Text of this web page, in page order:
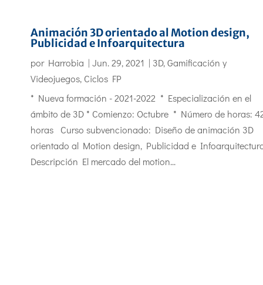
Animación 3D orientado al Motion design,
Publicidad e Infoarquitectura
por Harrobia | Jun. 29, 2021 | 3D, Gamificación y
Videojuegos, Ciclos FP
* Nueva formación - 2021-2022 * Especialización en el
ámbito de 3D * Comienzo: Octubre * Número de horas:
horas Curso subvencionado: Diseño de animación 3D
orientado al Motion design, Publicidad e
Descripción El mercado del motion...